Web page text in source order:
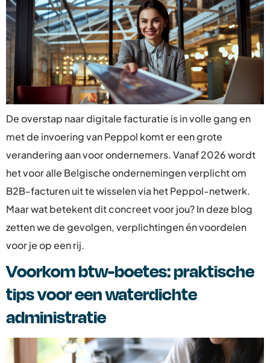
De overstap naar digitale facturatie is in volle gang en
met de invoering van Peppol komt er een grote
verandering aan voor ondernemers. Vanaf 2026 wordt
het voor alle Belgische ondernemingen verplicht om
B2B-facturen uit te wisselen via het Peppol-netwerk.
Maar wat betekent dit concreet voor jou? In deze blog
zetten we de gevolgen, verplichtingen én voordelen
voor je op een rij.
Voorkom btw-boetes: praktische
tips voor een waterdichte
administratie